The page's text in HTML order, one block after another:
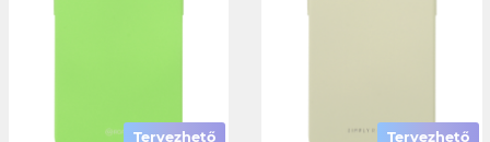
Tervezhető
Tervezhető